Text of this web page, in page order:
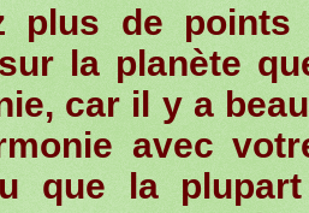
plus de points
sur la planète
, car il y a
avec
que la plupart